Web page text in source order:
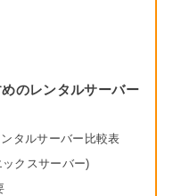
のレンタルサーバー
タルサーバー比較表
クスサーバー)